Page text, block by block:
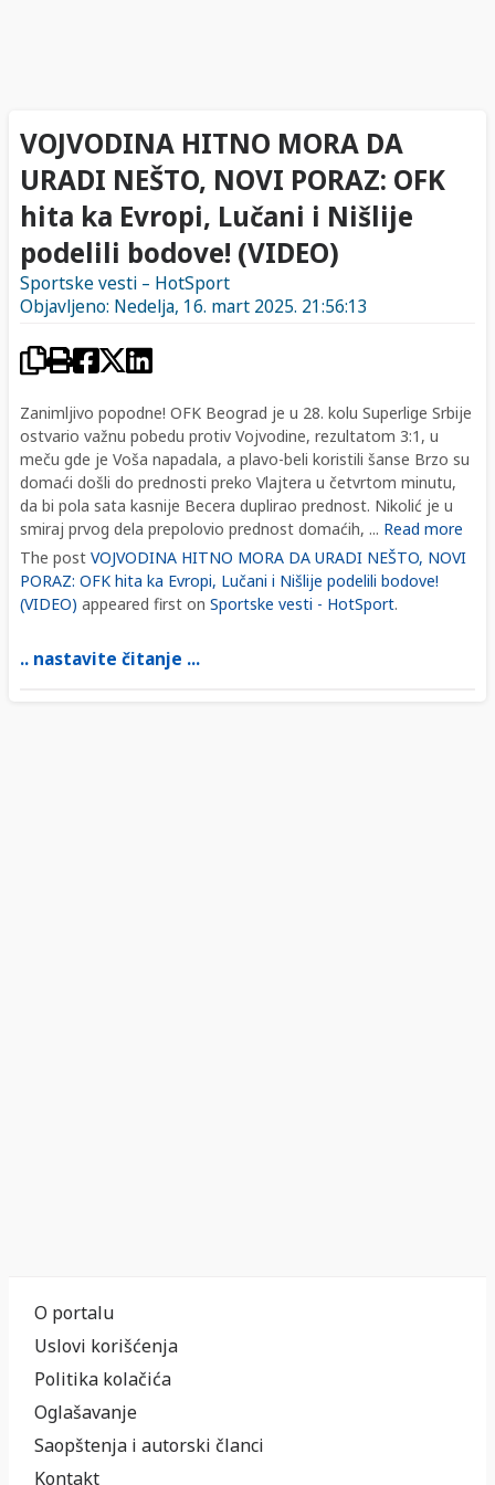
VOJVODINA HITNO MORA DA
URADI NEŠTO, NOVI PORAZ: OFK
hita ka Evropi, Lučani i Nišlije
podelili bodove! (VIDEO)
Sportske vesti – HotSport
Objavljeno: Nedelja, 16. mart 2025. 21:56:13
Zanimljivo popodne! OFK Beograd je u 28. kolu Superlige Srbije
ostvario važnu pobedu protiv Vojvodine, rezultatom 3:1, u
meču gde je Voša napadala, a plavo-beli koristili šanse Brzo su
domaći došli do prednosti preko Vlajtera u četvrtom minutu,
da bi pola sata kasnije Becera duplirao prednost. Nikolić je u
smiraj prvog dela prepolovio prednost domaćih, ... Read more
The post VOJVODINA HITNO MORA DA URADI NEŠTO, NOVI
PORAZ: OFK hita ka Evropi, Lučani i Nišlije podelili bodove!
(VIDEO) appeared first on Sportske vesti - HotSport.
.. nastavite čitanje ...
O portalu
Uslovi korišćenja
Politika kolačića
Oglašavanje
Saopštenja i autorski članci
Kontakt